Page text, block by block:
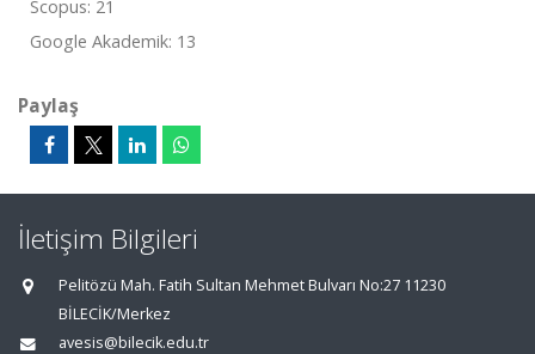
Scopus: 21
Google Akademik: 13
Paylaş
İletişim Bilgileri
Pelitözü Mah. Fatih Sultan Mehmet Bulvarı No:27 11230
BİLECİK/Merkez
avesis@bilecik.edu.tr